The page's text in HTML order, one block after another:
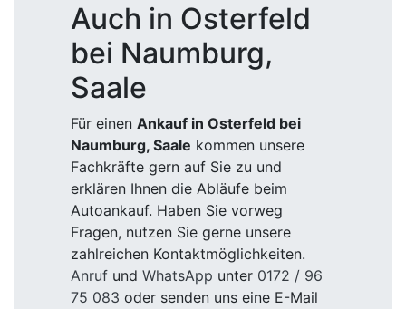
Auch in Osterfeld
bei Naumburg,
Saale
Für einen Ankauf in Osterfeld bei
Naumburg, Saale kommen unsere
Fachkräfte gern auf Sie zu und
erklären Ihnen die Abläufe beim
Autoankauf. Haben Sie vorweg
Fragen, nutzen Sie gerne unsere
zahlreichen Kontaktmöglichkeiten.
Anruf und WhatsApp unter 0172 / 96
75 083 oder senden uns eine E-Mail